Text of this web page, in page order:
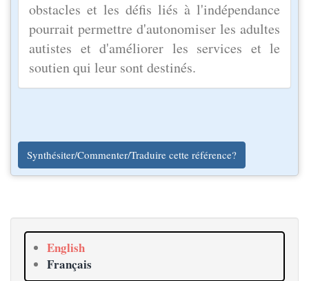
obstacles et les défis liés à l'indépendance
pourrait permettre d'autonomiser les adultes
autistes et d'améliorer les services et le
soutien qui leur sont destinés.
Synthésiter/Commenter/Traduire cette référence?
English
Français